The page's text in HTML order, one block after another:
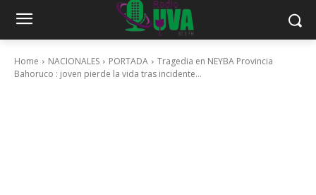
Home NACIONALES PORTADA
Tragedia en NEYBA Provincia
Bahoruco : joven pierde la vida tras incidente...